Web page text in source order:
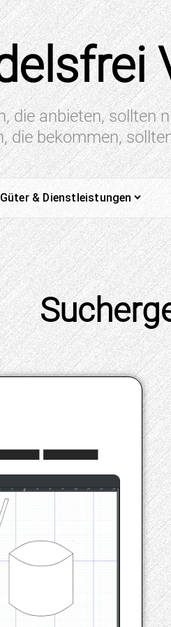
die anbieten, sollten
die bekommen,
Güter & Dienstleistungen